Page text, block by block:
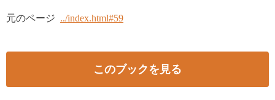
元のページ ../index.html#59
このブックを見る